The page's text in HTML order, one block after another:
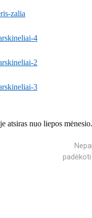
zalia
4
2
3
atsiras nuo liepos mėnesio.